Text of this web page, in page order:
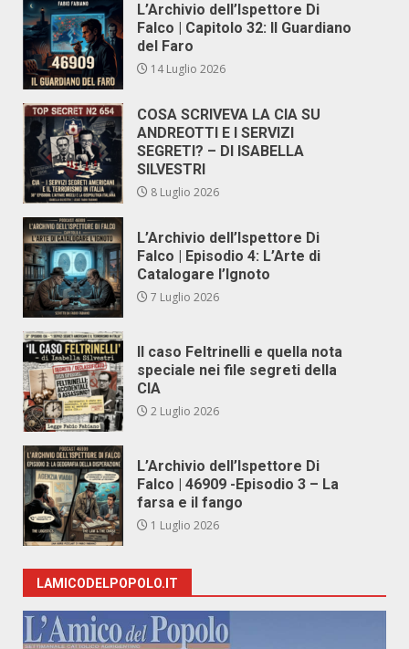
L’Archivio dell’Ispettore Di
Falco | Capitolo 32: Il Guardiano
del Faro
14 Luglio 2026
COSA SCRIVEVA LA CIA SU
ANDREOTTI E I SERVIZI
SEGRETI? – DI ISABELLA
SILVESTRI
8 Luglio 2026
L’Archivio dell’Ispettore Di
Falco | Episodio 4: L’Arte di
Catalogare l’Ignoto
7 Luglio 2026
Il caso Feltrinelli e quella nota
speciale nei file segreti della
CIA
2 Luglio 2026
L’Archivio dell’Ispettore Di
Falco | 46909 -Episodio 3 – La
farsa e il fango
1 Luglio 2026
LAMICODELPOPOLO.IT